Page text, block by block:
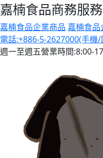
嘉楠食品商務服務
嘉楠食品企業商品 嘉楠食
電話:+886-5-2627000(手機
週一至週五營業時間:8:00-